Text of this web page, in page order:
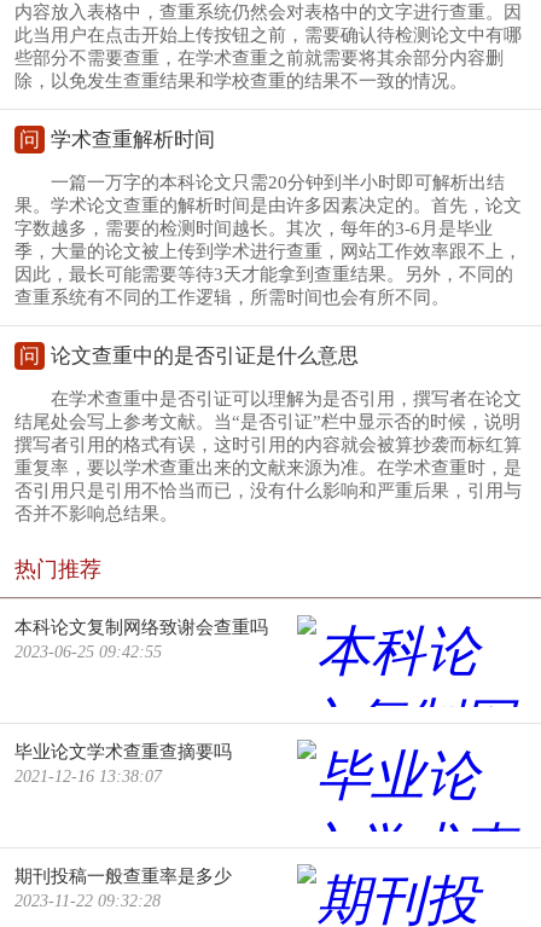
内容放入表格中，查重系统仍然会对表格中的文字进行查重。因
此当用户在点击开始上传按钮之前，需要确认待检测论文中有哪
些部分不需要查重，在学术查重之前就需要将其余部分内容删
除，以免发生查重结果和学校查重的结果不一致的情况。
问 学术查重解析时间
一篇一万字的本科论文只需20分钟到半小时即可解析出结
果。学术论文查重的解析时间是由许多因素决定的。首先，论文
字数越多，需要的检测时间越长。其次，每年的3-6月是毕业
季，大量的论文被上传到学术进行查重，网站工作效率跟不上，
因此，最长可能需要等待3天才能拿到查重结果。另外，不同的
查重系统有不同的工作逻辑，所需时间也会有所不同。
问 论文查重中的是否引证是什么意思
在学术查重中是否引证可以理解为是否引用，撰写者在论文
结尾处会写上参考文献。当“是否引证”栏中显示否的时候，说明
撰写者引用的格式有误，这时引用的内容就会被算抄袭而标红算
重复率，要以学术查重出来的文献来源为准。在学术查重时，是
否引用只是引用不恰当而已，没有什么影响和严重后果，引用与
否并不影响总结果。
热门推荐
本科论文复制网络致谢会查重吗
2023-06-25 09:42:55
毕业论文学术查重查摘要吗
2021-12-16 13:38:07
期刊投稿一般查重率是多少
2023-11-22 09:32:28